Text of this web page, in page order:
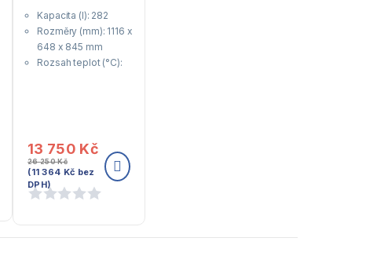
Kapacita (l): 282
Rozměry (mm): 1116 x
648 x 845 mm
Rozsah teplot (°C):
13 750 Kč
26 250Kč
(11 364 Kč bez
DPH)